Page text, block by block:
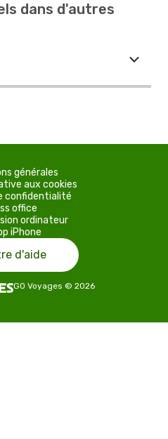
dans d'autres
générales
aux cookies
confidentialité
office
ordinateur
iPhone
d'aide
GO Voyages © 2026